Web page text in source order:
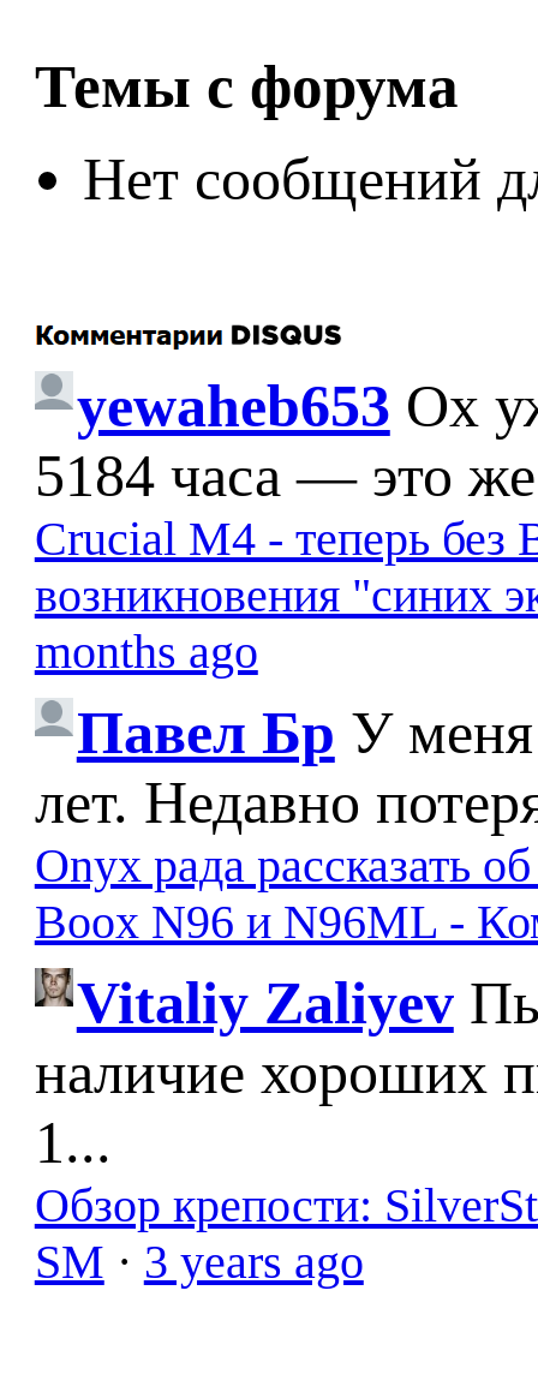
Темы с форума
Нет сообщений
yewaheb653 Ох
5184 часа — это
Crucial M4 - теперь без
возникновения "синих
months ago
Павел Бр У меня
лет. Недавно
Onyx рада рассказать
Boox N96 и N96ML -
Vitaliy Zaliyev
наличие хороших
1...
Обзор крепости:
SM · 3 years ago